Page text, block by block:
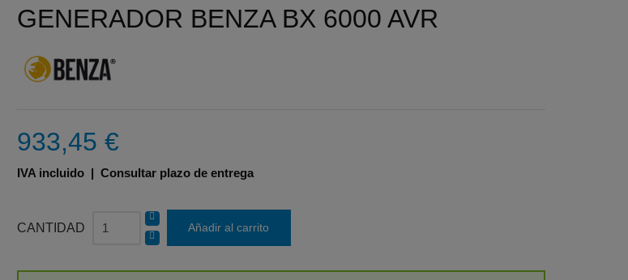
GENERADOR BENZA BX 6000 AVR
933,45 €
IVA incluido | Consultar plazo de entrega
CANTIDAD Añadir al carrito